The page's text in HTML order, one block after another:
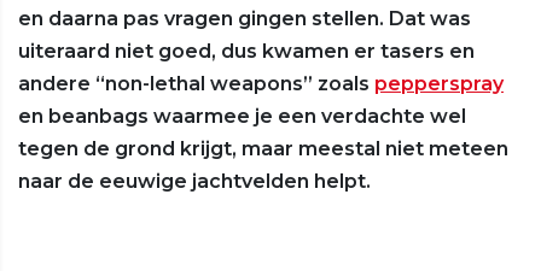
en daarna pas vragen gingen stellen. Dat was
uiteraard niet goed, dus kwamen er tasers en
andere “non-lethal weapons” zoals pepperspray
en beanbags waarmee je een verdachte wel
tegen de grond krijgt, maar meestal niet meteen
naar de eeuwige jachtvelden helpt.